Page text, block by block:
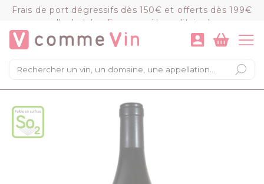
Frais de port dégressifs dès 150€ et offerts dès 199€
d'achat (en France métropolitaine)
×
Mon panier
Chargement du panier...
VOIR LE PANIER COMMANDER
Panneau de gestion des cookies